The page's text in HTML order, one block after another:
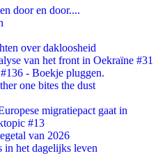
door en door....
over dakloosheid
van het front in Oekraïne #31
- Boekje pluggen.
one bites the dust
migratiepact gaat in
#13
van 2026
het dagelijks leven